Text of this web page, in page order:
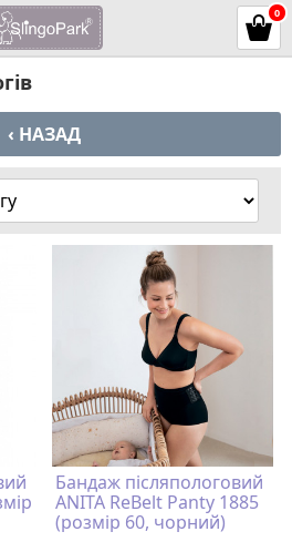
0
‹ НАЗАД
Бандаж післяпологовий
ANITA ReBelt Panty 1885
(розмір 60, чорний)